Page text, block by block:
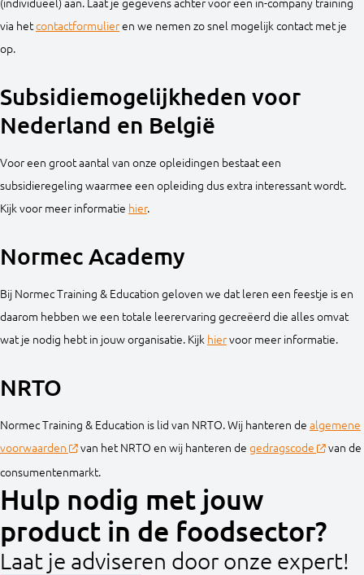
via hetcontactformulieren we nemen zo snel mogelijk contact met je
op.
Subsidiemogelijkheden voor
Nederland en België
Voor een groot aantal van onze opleidingen bestaat een
subsidieregeling waarmee een opleiding dus extra interessant wordt.
Kijk voor meer informatie hier.
Normec Academy
Bij Normec Training & Education geloven we dat leren een feestje is en
daarom hebben we een totale leerervaring gecreëerd die alles omvat
wat je nodig hebt in jouw organisatie. Kijk hiervoor meer informatie.
NRTO
Normec Training & Education is lid van NRTO. Wij hanteren de algemene
voorwaarden
van het NRTO en wij hanteren de gedragscode
van de
consumentenmarkt.
Hulp nodig met jouw
product in de foodsector?
Laat je adviseren door onze expert!